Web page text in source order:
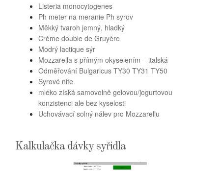
Listeria monocytogenes
Ph meter na meranie Ph syrov
Měkký tvaroh jemný, hladký
Crème double de Gruyère
Modrý lactique sýr
Mozzarella s přímým okyselením – italská
Odměřování Bulgaricus TY30 TY31 TY50
Syrové nite
mléko získá samovolně gelovou/jogurtovou
konzistenci ale bez kyselosti
Uchovávací solný nálev pro Mozzarellu
Kalkulačka dávky syřidla